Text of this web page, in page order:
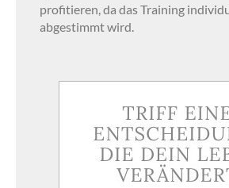
profitieren, da das Training
abgestimmt wird.